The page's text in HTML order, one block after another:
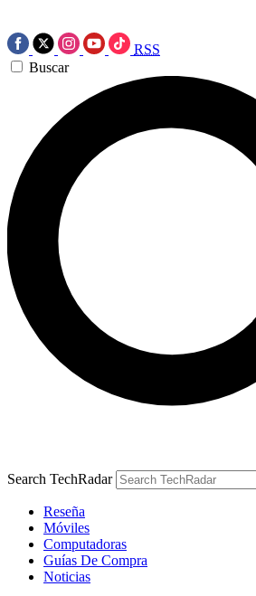
RSS
Buscar
Search TechRadar
Reseña
Móviles
Computadoras
Guías De Compra
Noticias